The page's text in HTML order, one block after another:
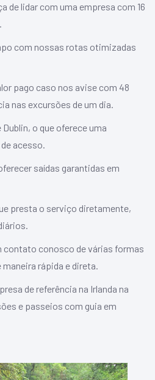
de lidar com uma empresa com 16
com nossas rotas otimizadas
pago caso nos avise com 48
nas excursões de um dia.
o que oferece uma
acesso.
saídas garantidas em
presta o serviço diretamente,
contato conosco de várias formas
rápida e direta.
de referência na Irlanda na
e passeios com guia em